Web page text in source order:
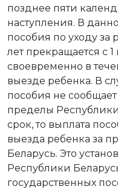
позднее пяти
наступления. В
пособия по уходу за
лет прекращается с
своевременно в
выезде ребенка. В
пособия не
пределы
срок, то выплата
выезда ребенка за
Беларусь. Это
Республики
государственных